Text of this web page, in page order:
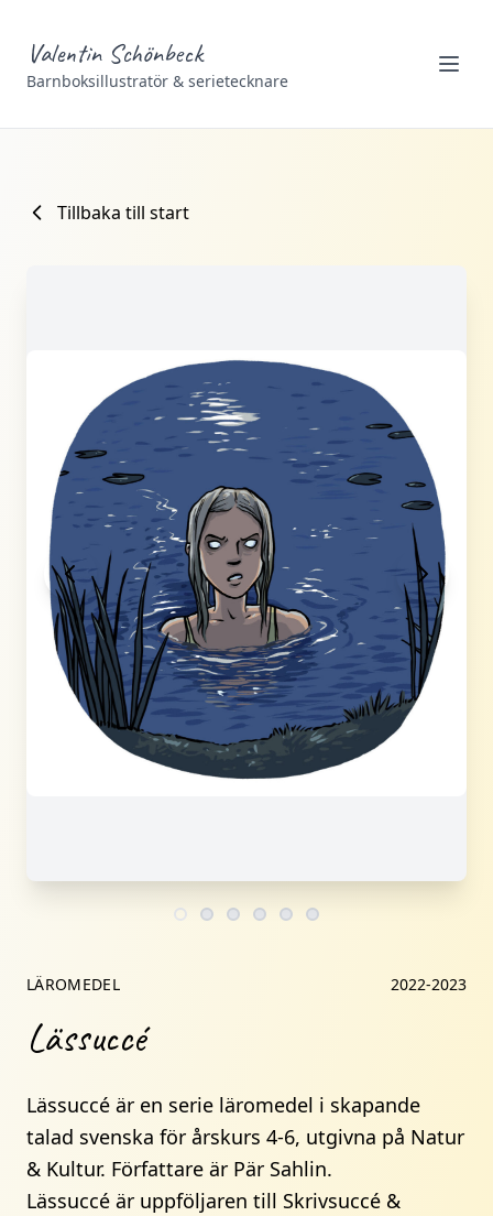
Valentin Schönbeck
Barnboksillustratör & serietecknare
Tillbaka till start
LÄROMEDEL 2022-2023
Lässuccé
Lässuccé är en serie läromedel i skapande
talad svenska för årskurs 4-6, utgivna på Natur
& Kultur. Författare är Pär Sahlin.
Lässuccé är uppföljaren till Skrivsuccé &